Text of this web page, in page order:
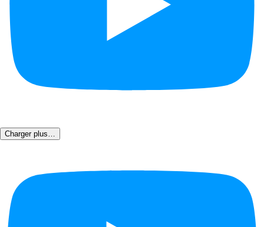
Charger plus…